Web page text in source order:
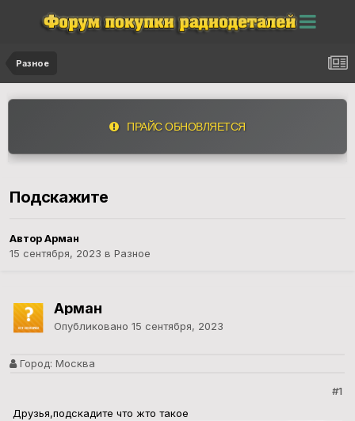
Разное
ПРАЙС ОБНОВЛЯЕТСЯ
Подскажите
Автор Арман
15 сентября, 2023 в Разное
Арман
Опубликовано 15 сентября, 2023
Город: Москва
#1
Друзья,подскадите что жто такое